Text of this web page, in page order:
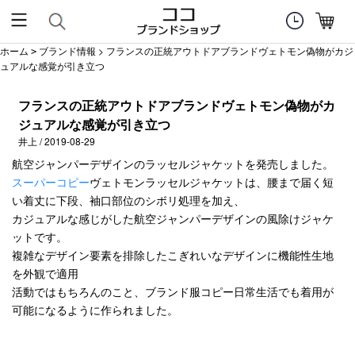
ホーム > ブランド情報 > フランスの正統アウトドアブランドヴェトモン偽物がカジ
ュアルな感覚が引き立つ
フランスの正統アウトドアブランドヴェトモン偽物がカ
ジュアルな感覚が引き立つ
井上 / 2019-08-29
航空ジャンパーデザインのラッセルジャケットを発売しました。
スーパーコピーヴェトモンラッセルジャケットは、腰まで届く短
い着丈に下段、袖口部位のシボリ処理を加え、
カジュアルな感じがした航空ジャンパーデザインの風除けジャケ
ットです。
複雑なデザイン要素を排除したこぎれいなデザインに機能性生地
を外観で適用
活動ではもちろんのこと、ブランド服コピー日常生活でも着用が
可能になるように作られました。